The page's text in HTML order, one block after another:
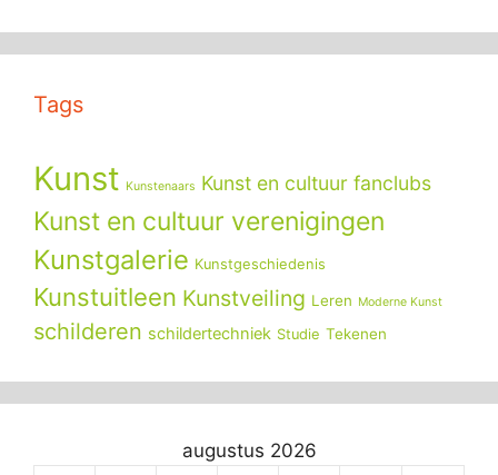
Tags
Kunst Kunstenaars Kunst en cultuur fanclubs
Kunst en cultuur verenigingen
Kunstgalerie Kunstgeschiedenis
Kunstuitleen Kunstveiling Leren Moderne Kunst
schilderen schildertechniek Studie Tekenen
augustus 2026